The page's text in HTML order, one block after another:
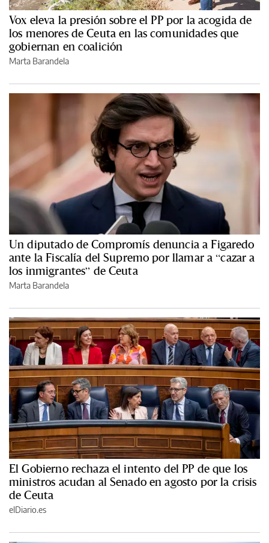
Vox eleva la presión sobre el PP por la acogida de
los menores de Ceuta en las comunidades que
gobiernan en coalición
Marta Barandela
Un diputado de Compromís denuncia a Figaredo
ante la Fiscalía del Supremo por llamar a “cazar a
los inmigrantes” de Ceuta
Marta Barandela
El Gobierno rechaza el intento del PP de que los
ministros acudan al Senado en agosto por la crisis
de Ceuta
elDiario.es